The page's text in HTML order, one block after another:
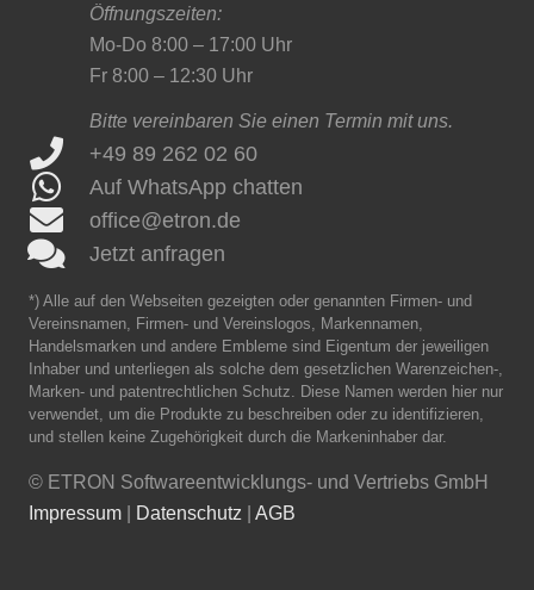
Öffnungszeiten:
Mo-Do 8:00 – 17:00 Uhr
Fr 8:00 – 12:30 Uhr
Bitte vereinbaren Sie einen Termin mit uns.
+49 89 262 02 60
Auf WhatsApp chatten
office@etron.de
Jetzt anfragen
*) Alle auf den Webseiten gezeigten oder genannten Firmen- und
Vereinsnamen, Firmen- und Vereinslogos, Markennamen,
Handelsmarken und andere Embleme sind Eigentum der jeweiligen
Inhaber und unterliegen als solche dem gesetzlichen Warenzeichen-,
Marken- und patentrechtlichen Schutz. Diese Namen werden hier nur
verwendet, um die Produkte zu beschreiben oder zu identifizieren,
und stellen keine Zugehörigkeit durch die Markeninhaber dar.
© ETRON Softwareentwicklungs- und Vertriebs GmbH
Impressum
Datenschutz AGB